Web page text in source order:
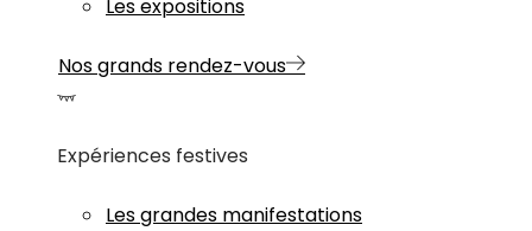
Les expositions
Nos grands rendez-vous
Expériences festives
Les grandes manifestations